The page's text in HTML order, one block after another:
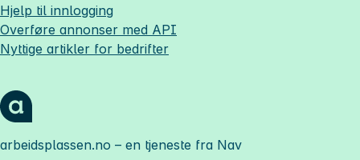
Hjelp til innlogging
Overføre annonser med API
Nyttige artikler for bedrifter
arbeidsplassen.no – en tjeneste fra Nav